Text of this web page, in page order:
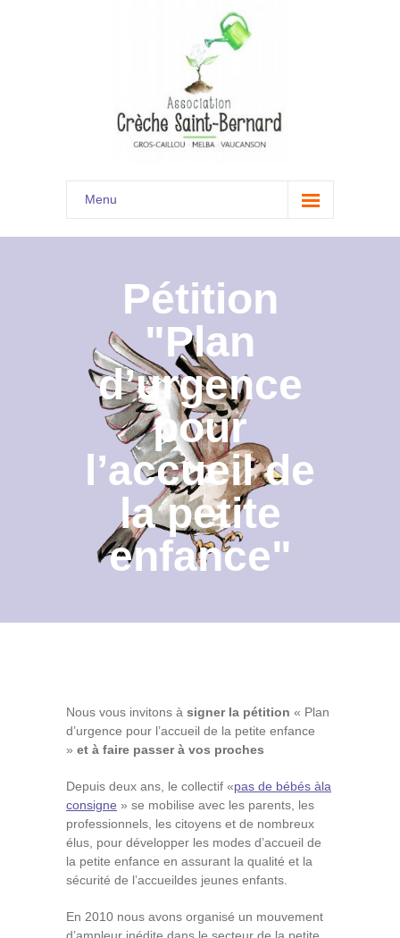
Menu
Accueil
Présentation
Documents
Les menus à venir
Contact
Archives du blog
Recrutement
Pétition
"Plan
d’urgence
pour
l’accueil de
la petite
enfance"
Nous vous invitons à signer la pétition « Plan
d’urgence pour l’accueil de la petite enfance
» et à faire passer à vos proches
Depuis deux ans, le collectif «pas de bébés àla
consigne » se mobilise avec les parents, les
professionnels, les citoyens et de nombreux
élus, pour développer les modes d’accueil de
la petite enfance en assurant la qualité et la
sécurité de l’accueildes jeunes enfants.
En 2010 nous avons organisé un mouvement